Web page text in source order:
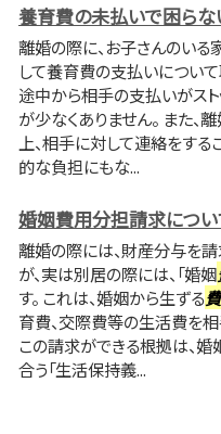
養育費の未払いで困らな
離婚の際に、お子さんのいる
して養育費の支払いについて
途中から相手の支払いがスト
が少なくありません。 また
上、相手に対して連絡をす
的な負担にもな...
婚姻費用分担請求につい
離婚の際には、財産分与を
が、実は別居の際には、「婚姻
す。 これは、婚姻から生ずる
育費、交際費等の生活費を
この請求ができる根拠は、
合う「生活保持義...